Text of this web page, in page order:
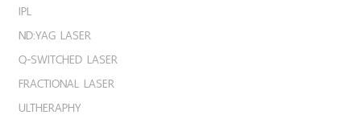
IPL
ND:YAG LASER
Q-SWITCHED LASER
FRACTIONAL LASER
ULTHERAPHY